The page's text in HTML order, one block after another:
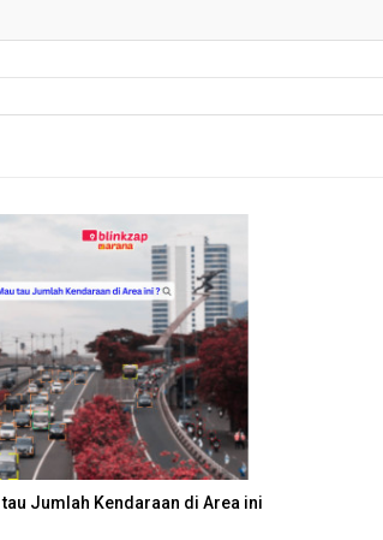
Traffic Data dalam iklan OOH